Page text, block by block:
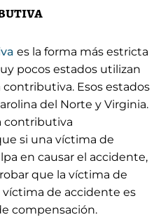
es la forma más estricta
pocos estados utilizan
Esos estados
del Norte y Virginia.
contributiva
si una víctima de
en causar el accidente,
que la víctima de
de accidente es
compensación.